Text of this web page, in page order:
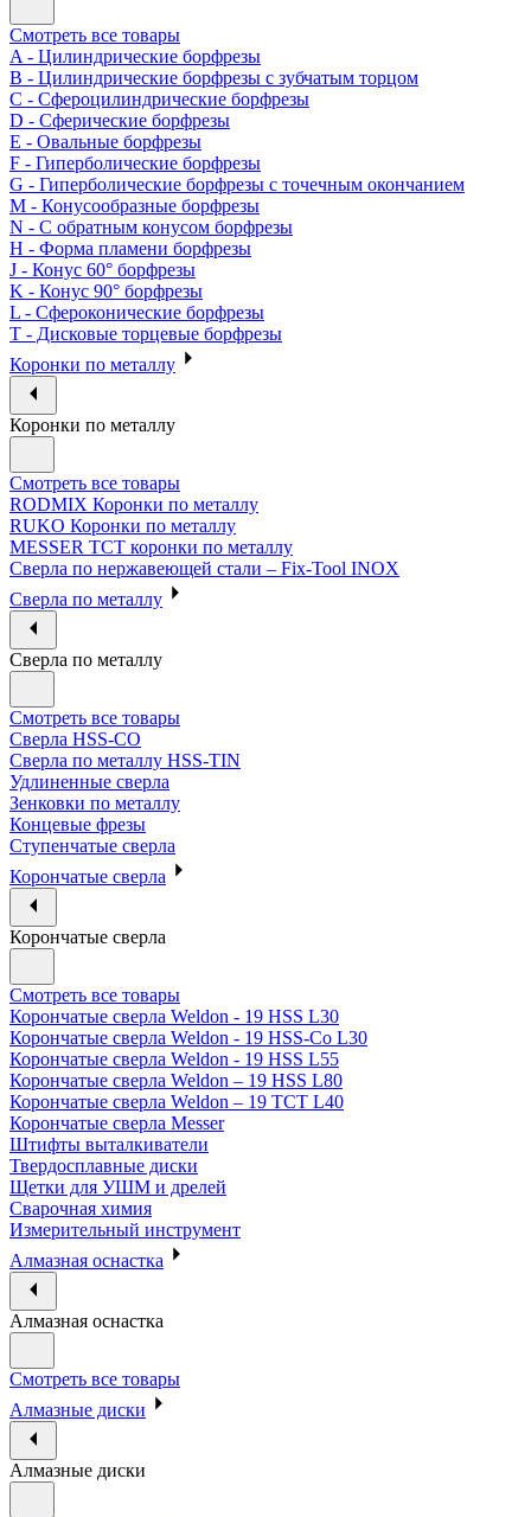
Смотреть все товары
A - Цилиндрические борфрезы
B - Цилиндрические борфрезы с зубчатым торцом
C - Сфероцилиндрические борфрезы
D - Сферические борфрезы
E - Овальные борфрезы
F - Гиперболические борфрезы
G - Гиперболические борфрезы с точечным окончанием
M - Конусообразные борфрезы
N - С обратным конусом борфрезы
H - Форма пламени борфрезы
J - Конус 60° борфрезы
K - Конус 90° борфрезы
L - Сфероконические борфрезы
T - Дисковые торцевые борфрезы
Коронки по металлу
Коронки по металлу
Смотреть все товары
RODMIX Коронки по металлу
RUKO Коронки по металлу
MESSER ТСТ коронки по металлу
Сверла по нержавеющей стали – Fix-Tool INOX
Сверла по металлу
Сверла по металлу
Смотреть все товары
Сверла HSS-CO
Сверла по металлу HSS-TIN
Удлиненные сверла
Зенковки по металлу
Концевые фрезы
Ступенчатые сверла
Корончатые сверла
Корончатые сверла
Смотреть все товары
Корончатые сверла Weldon - 19 HSS L30
Корончатые сверла Weldon - 19 HSS-Co L30
Корончатые сверла Weldon - 19 HSS L55
Корончатые сверла Weldon – 19 HSS L80
Корончатые сверла Weldon – 19 TCT L40
Корончатые сверла Messer
Штифты выталкиватели
Твердосплавные диски
Щетки для УШМ и дрелей
Сварочная химия
Измерительный инструмент
Алмазная оснастка
Алмазная оснастка
Смотреть все товары
Алмазные диски
Алмазные диски